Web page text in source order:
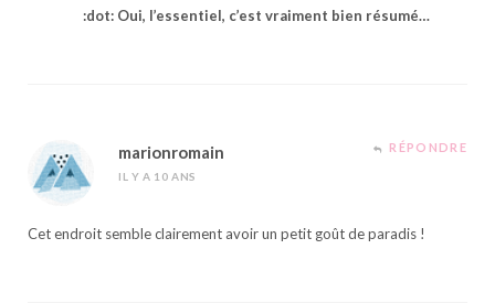
:dot: Oui, l’essentiel, c’est vraiment bien résumé…
marionromain
IL Y A 10 ANS
RÉPONDRE
Cet endroit semble clairement avoir un petit goût de paradis !